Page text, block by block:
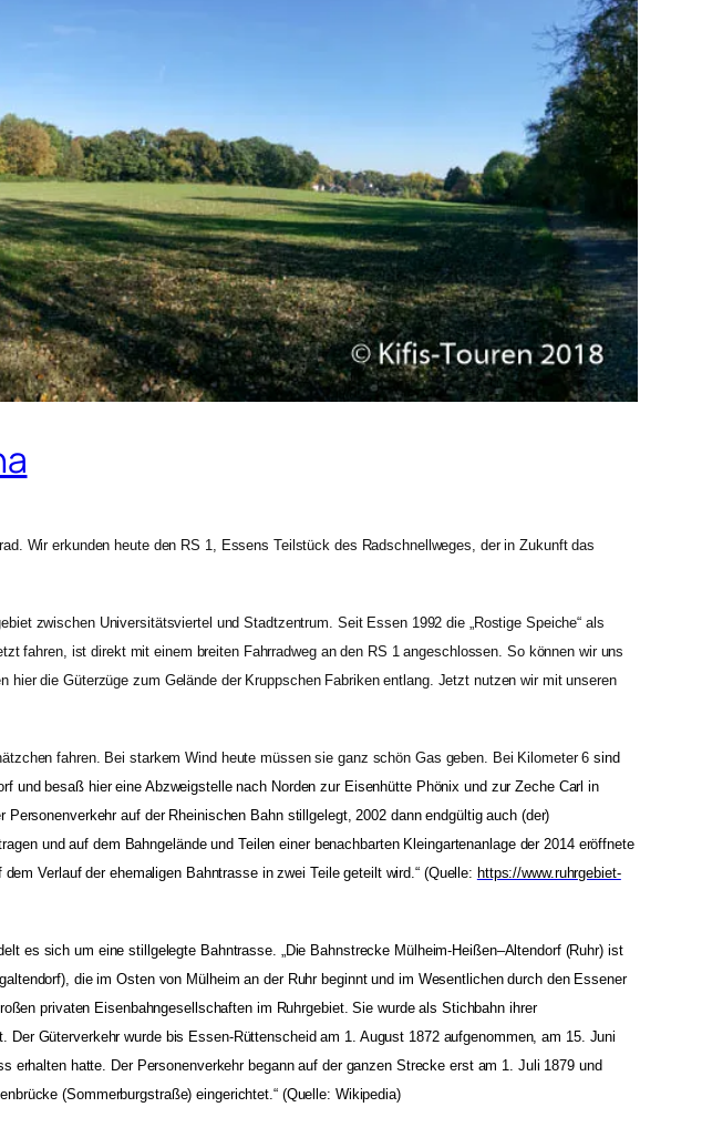
Wir erkunden heute den RS 1, Essens Teilstück des Radschnellweges, der in Zukunft das
zwischen Universitätsviertel und Stadtzentrum. Seit Essen 1992 die „Rostige Speiche“ als
fahren, ist direkt mit einem breiten Fahrradweg an den RS 1 angeschlossen. So können wir uns
die Güterzüge zum Gelände der Kruppschen Fabriken entlang. Jetzt nutzen wir mit unseren
fahren. Bei starkem Wind heute müssen sie ganz schön Gas geben. Bei Kilometer 6sind
und besaß hier eine Abzweigstelle nach Norden zur Eisenhütte Phönix und zur Zeche Carl in
auf der Rheinischen Bahn stillgelegt, 2002 dann endgültig auch (der)
und auf dem Bahngelände und Teilen einer benachbarten Kleingartenanlage der 2014 eröffnete
Verlauf der ehemaligen Bahntrasse in zwei Teile geteilt wird.“ (Quelle: https://www.ruhrgebiet-
es sich um eine stillgelegte Bahntrasse. „ Die Bahnstrecke Mülheim-Heißen–Altendorf (Ruhr) ist
), die im Osten von Mülheim an der Ruhrbeginnt und im Wesentlichen durch den Essener
privaten Eisenbahngesellschaften im Ruhrgebiet. Sie wurde als Stichbahn ihrer
Der Güterverkehr wurde bis Essen-Rüttenscheid am 1. August 1872 aufgenommen, am 15. Juni
hatte. Der Personenverkehr begann auf der ganzen Strecke erst am 1. Juli 1879 und
(Sommerburgstraße) eingerichtet.“ (Quelle: Wikipedia)